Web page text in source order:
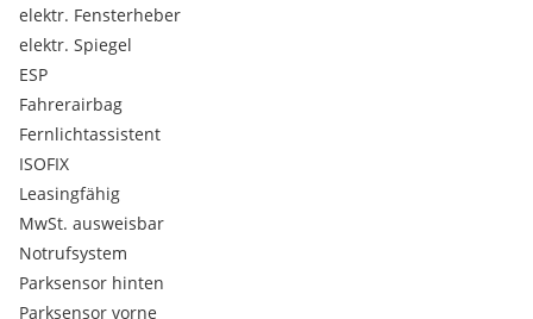
Rekuperationssystem
elektr. Fensterheber
elektr. Spiegel
ESP
Fahrerairbag
Fernlichtassistent
ISOFIX
Leasingfähig
MwSt. ausweisbar
Notrufsystem
Parksensor hinten
Parksensor vorne